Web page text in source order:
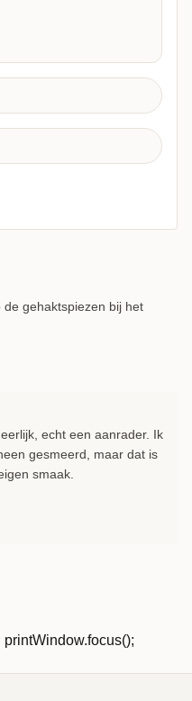
gehaktspiezen bij het
echt een aanrader. Ik
gesmeerd, maar dat is
smaak.